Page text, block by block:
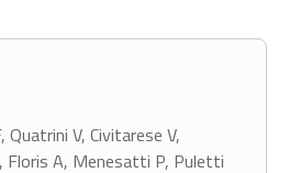
Quatrini V, Civitarese V,
Floris A, Menesatti P, Puletti